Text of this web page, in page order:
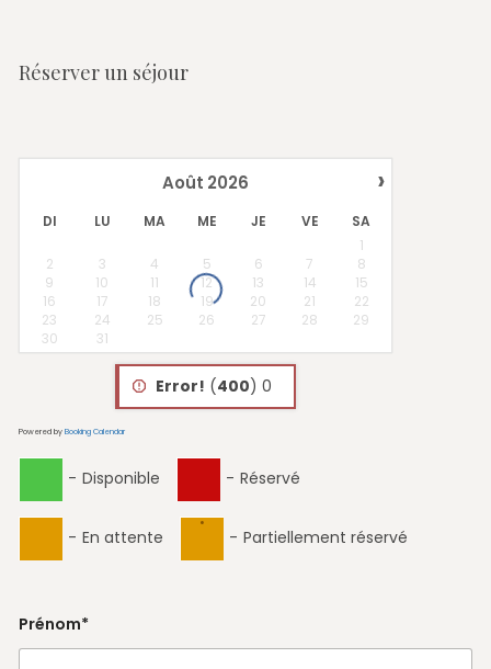
Réserver un séjour
›
Août 2026
DI LU MA ME JE VE
SA
1
2
3 4 5 6 7
8
9
10 11 12 13 14
15
16
17 18 19 20 21
22
23
24 25 26 27 28
29
30
31
Error! (400) 0
Powered by Booking Calendar
- Disponible - Réservé
- En attente
·
- Partiellement réservé
Prénom*